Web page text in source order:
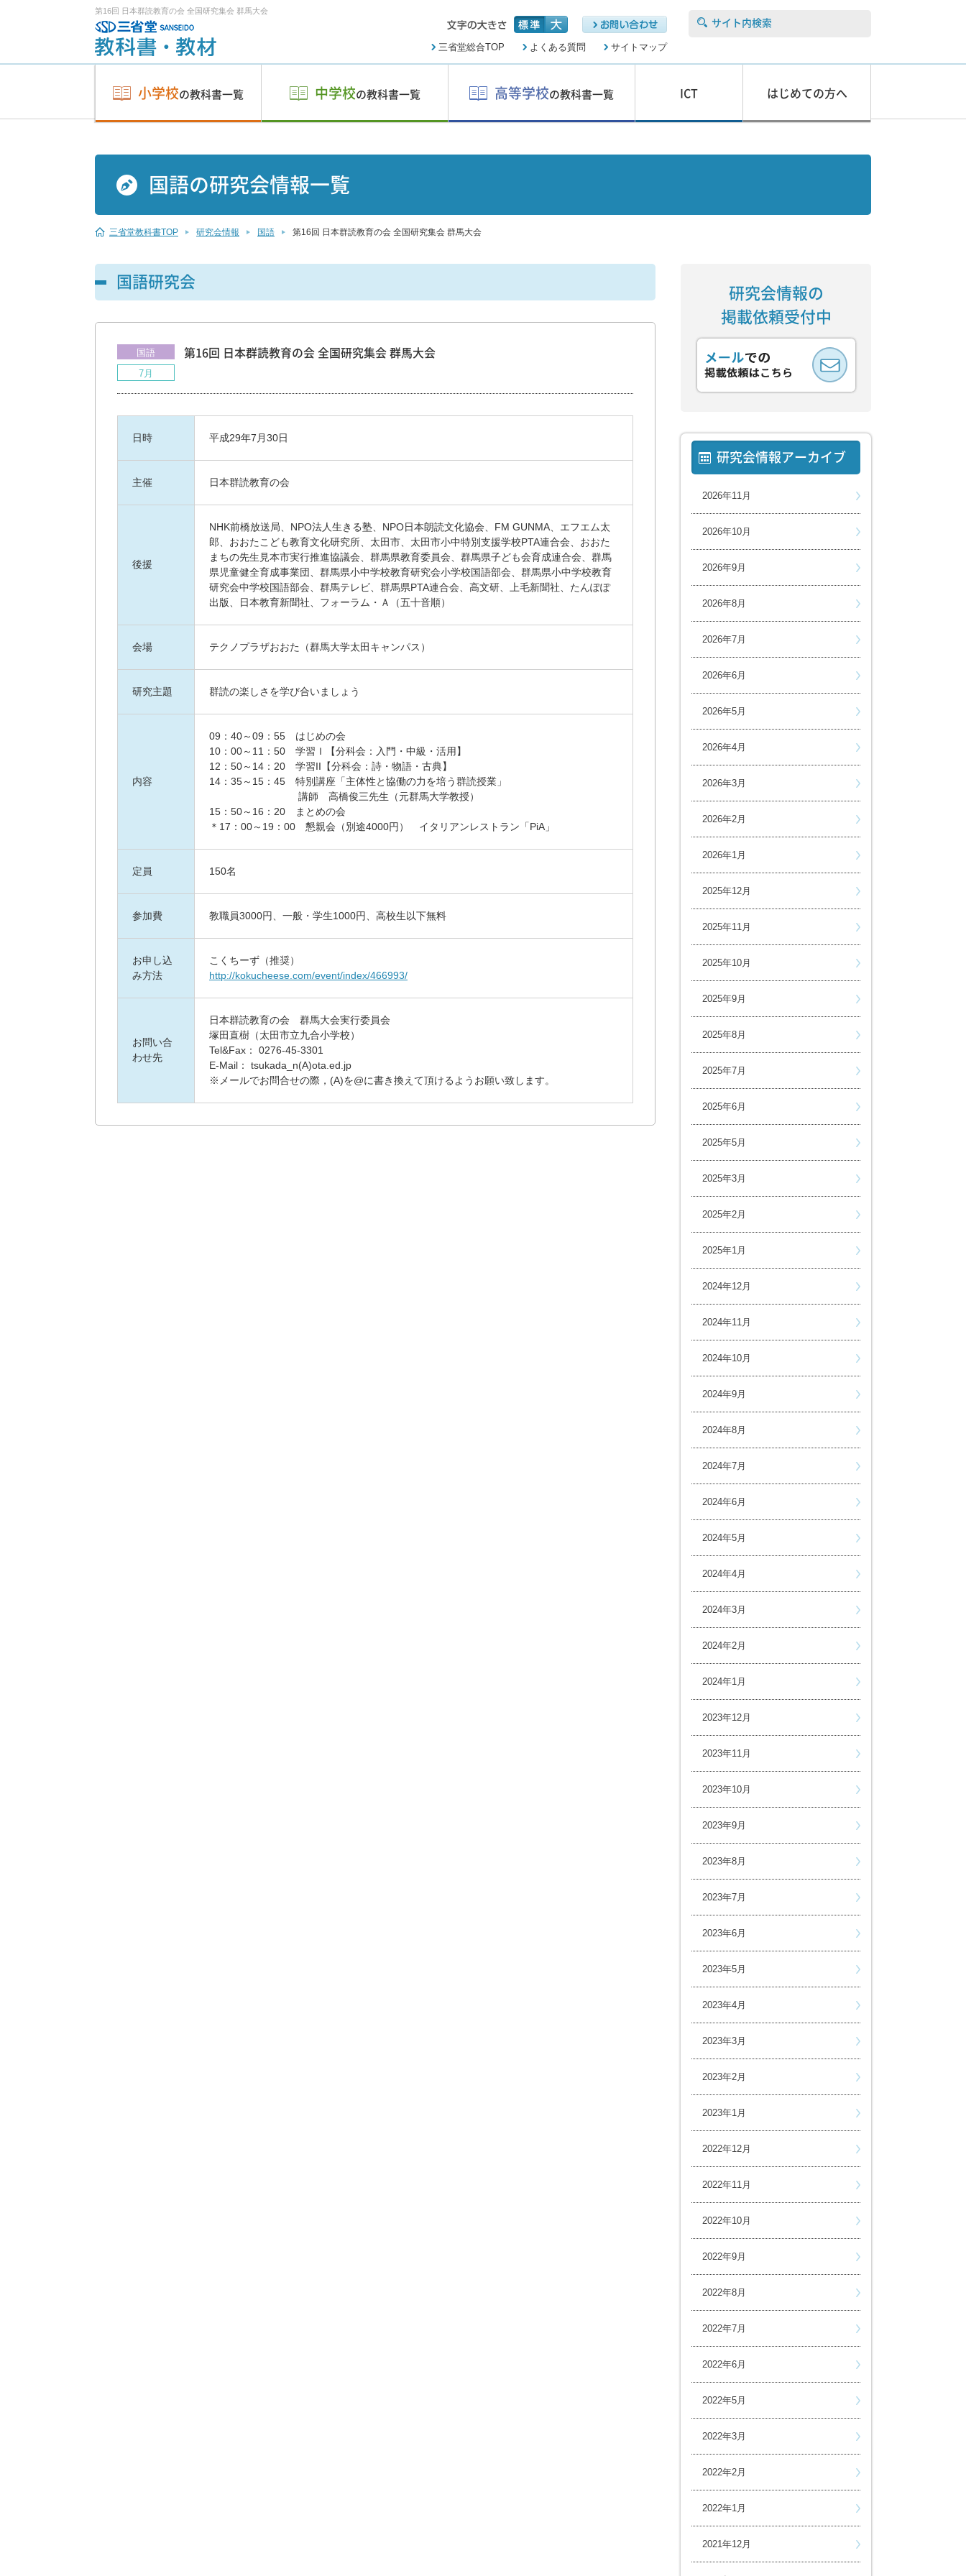
第16回 日本群読教育の会 全国研究集会 群馬大会
サイト内検索
三省堂総合TOP よくある質問 サイトマップ
小学校の教科書一覧 中学校の教科書一覧 高等学校の教科書一覧 ICT はじめての方へ
国語の研究会情報一覧
三省堂教科書TOP 研究会情報 国語 第16回 日本群読教育の会 全国研究集会 群馬大会
国語研究会
国語
7月
第16回 日本群読教育の会 全国研究集会 群馬大会
日時 平成29年7月30日
主催 日本群読教育の会
後援
NHK前橋放送局、NPO法人生きる塾、NPO日本朗読文化協会、FM GUNMA、エフエム太
郎、おおたこども教育文化研究所、太田市、太田市小中特別支援学校PTA連合会、おおた
まちの先生見本市実行推進協議会、群馬県教育委員会、群馬県子ども会育成連合会、群馬
県児童健全育成事業団、群馬県小中学校教育研究会小学校国語部会、群馬県小中学校教育
研究会中学校国語部会、群馬テレビ、群馬県PTA連合会、高文研、上毛新聞社、たんぽぽ
出版、日本教育新聞社、フォーラム・Ａ（五十音順）
会場 テクノプラザおおた（群馬大学太田キャンパス）
研究主題 群読の楽しさを学び合いましょう
内容
09：40～09：55　はじめの会
10：00～11：50　学習Ｉ【分科会：入門・中級・活用】
12：50～14：20　学習II【分科会：詩・物語・古典】
14：35～15：45　特別講座「主体性と協働の力を培う群読授業」
講師　高橋俊三先生（元群馬大学教授）
15：50～16：20　まとめの会
＊17：00～19：00　懇親会（別途4000円）　イタリアンレストラン「PiA」
定員 150名
参加費 教職員3000円、一般・学生1000円、高校生以下無料
お申し込
み方法
http://kokucheese.com/event/index/466993/
お問い合
わせ先
日本群読教育の会　群馬大会実行委員会
塚田直樹（太田市立九合小学校）
Tel&Fax： 0276-45-3301
E-Mail： tsukada_n(A)ota.ed.jp
※メールでお問合せの際，(A)を@に書き換えて頂けるようお願い致します。
研究会情報の
掲載依頼受付中
研究会情報アーカイブ
2026年11月
2026年10月
2026年9月
2026年8月
2026年7月
2026年6月
2026年5月
2026年4月
2026年3月
2026年2月
2026年1月
2025年12月
2025年11月
2025年10月
2025年9月
2025年8月
2025年7月
2025年6月
2025年5月
2025年3月
2025年2月
2025年1月
2024年12月
2024年11月
2024年10月
2024年9月
2024年8月
2024年7月
2024年6月
2024年5月
2024年4月
2024年3月
2024年2月
2024年1月
2023年12月
2023年11月
2023年10月
2023年9月
2023年8月
2023年7月
2023年6月
2023年5月
2023年4月
2023年3月
2023年2月
2023年1月
2022年12月
2022年11月
2022年10月
2022年9月
2022年8月
2022年7月
2022年6月
2022年5月
2022年3月
2022年2月
2022年1月
2021年12月